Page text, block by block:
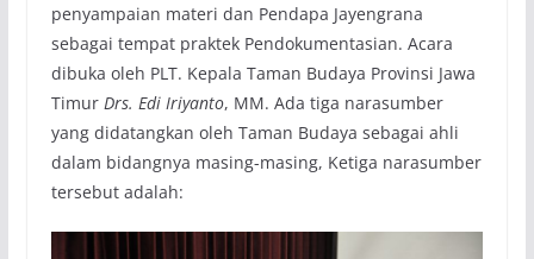
penyampaian materi dan Pendapa Jayengrana
sebagai tempat praktek Pendokumentasian. Acara
dibuka oleh PLT. Kepala Taman Budaya Provinsi Jawa
Timur Drs. Edi Iriyanto, MM. Ada tiga narasumber
yang didatangkan oleh Taman Budaya sebagai ahli
dalam bidangnya masing-masing, Ketiga narasumber
tersebut adalah: